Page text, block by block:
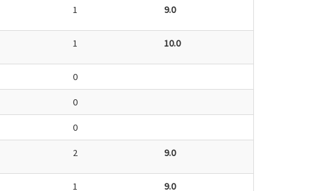
1 9.0
1 10.0
0
0
0
2 9.0
1 9.0